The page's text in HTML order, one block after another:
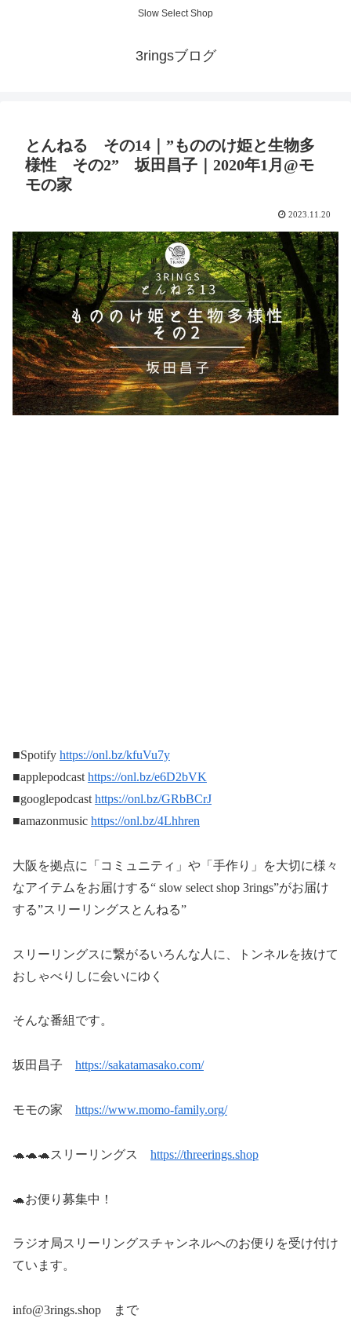
Slow Select Shop
3ringsブログ
とんねる その14｜”もののけ姫と生物多
様性 その2” 坂田昌子｜2020年1月@モ
モの家
2023.11.20
■Spotify https://onl.bz/kfuVu7y
■︎applepodcast https://onl.bz/e6D2bVK
■googlepodcast https://onl.bz/GRbBCrJ
■amazonmusic https://onl.bz/4Lhhren
大阪を拠点に「コミュニティ」や「手作り」を大切に様々
なアイテムをお届けする“ slow select shop 3rings”がお届け
する”スリーリングスとんねる”
スリーリングスに繋がるいろんな人に、トンネルを抜けて
おしゃべりしに会いにゆく
そんな番組です。
坂田昌子 https://sakatamasako.com/
モモの家 ⁠https://www.momo-family.org/
🐢🐢🐢スリーリングス https://threerings.shop
🐢お便り募集中！
ラジオ局スリーリングスチャンネルへのお便りを受け付け
ています。
info@3rings.shop まで